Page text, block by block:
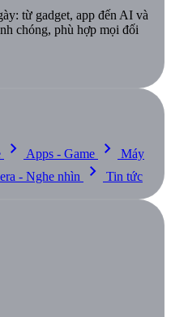
từ gadget, app đến AI và
chóng, phù hợp mọi đối
chevron_right Apps - Game chevron_right
Máy
- Nghe nhìn chevron_right
Tin tức